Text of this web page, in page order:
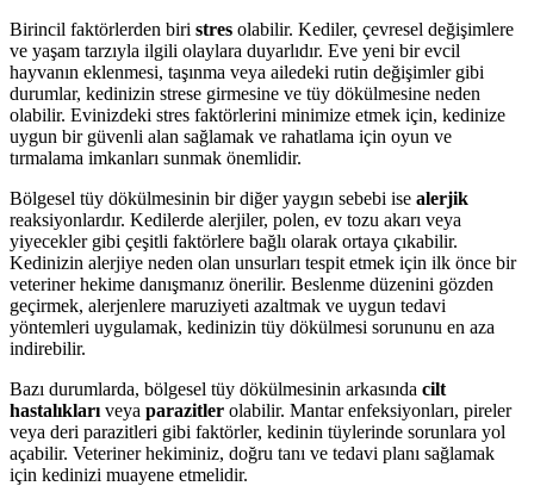
Birincil faktörlerden biri stres olabilir. Kediler, çevresel değişimlere
ve yaşam tarzıyla ilgili olaylara duyarlıdır. Eve yeni bir evcil
hayvanın eklenmesi, taşınma veya ailedeki rutin değişimler gibi
durumlar, kedinizin strese girmesine ve tüy dökülmesine neden
olabilir. Evinizdeki stres faktörlerini minimize etmek için, kedinize
uygun bir güvenli alan sağlamak ve rahatlama için oyun ve
tırmalama imkanları sunmak önemlidir.
Bölgesel tüy dökülmesinin bir diğer yaygın sebebi ise alerjik
reaksiyonlardır. Kedilerde alerjiler, polen, ev tozu akarı veya
yiyecekler gibi çeşitli faktörlere bağlı olarak ortaya çıkabilir.
Kedinizin alerjiye neden olan unsurları tespit etmek için ilk önce bir
veteriner hekime danışmanız önerilir. Beslenme düzenini gözden
geçirmek, alerjenlere maruziyeti azaltmak ve uygun tedavi
yöntemleri uygulamak, kedinizin tüy dökülmesi sorununu en aza
indirebilir.
Bazı durumlarda, bölgesel tüy dökülmesinin arkasında cilt
hastalıkları veya parazitler olabilir. Mantar enfeksiyonları, pireler
veya deri parazitleri gibi faktörler, kedinin tüylerinde sorunlara yol
açabilir. Veteriner hekiminiz, doğru tanı ve tedavi planı sağlamak
için kedinizi muayene etmelidir.